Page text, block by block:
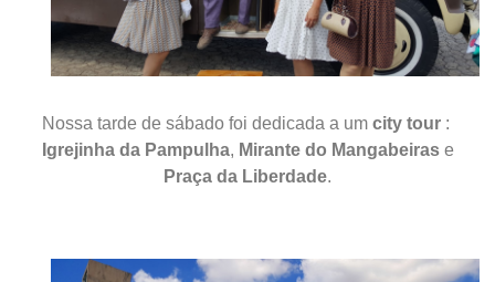
Nossa tarde de sábado foi dedicada a um city tour:
Igrejinha da Pampulha, Mirante do Mangabeirase
Praça da Liberdade.